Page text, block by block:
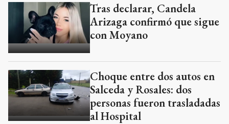
Tras declarar, Candela
Arizaga confirmó que sigue
con Moyano
Choque entre dos autos en
Salceda y Rosales: dos
personas fueron trasladadas
al Hospital